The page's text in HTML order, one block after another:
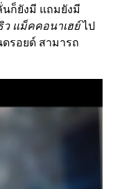
นก็ยังมี แถมยังมี
แม็คคอนาเฮย์ไป
รอยด์ สามารถ